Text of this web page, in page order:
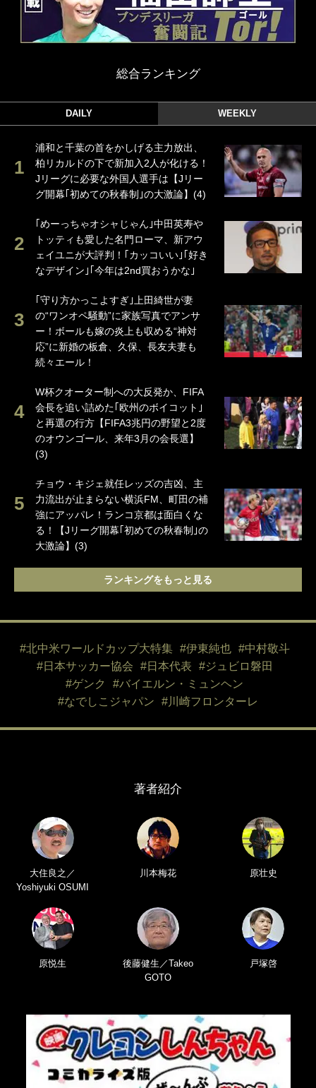
総合ランキング
DAILY WEEKLY
浦和と千葉の首をかしげる主力放出、
柏リカルドの下で新加入2人が化ける！
Jリーグに必要な外国人選手は【Jリー
グ開幕｢初めての秋春制｣の大激論】(4)
｢めーっちゃオシャじゃん｣中田英寿や
トッティも愛した名門ローマ、新アウ
ェイユニが大評判！｢カッコいい｣｢好き
なデザイン｣｢今年は2nd買おうかな｣
｢守り方かっこよすぎ｣上田綺世が妻
の“ワンオペ騒動”に家族写真でアンサ
ー！ボールも嫁の炎上も収める“神対
応”に新婚の板倉、久保、長友夫妻も
続々エール！
W杯クオーター制への大反発か、FIFA
会長を追い詰めた｢欧州のボイコット｣
と再選の行方【FIFA3兆円の野望と2度
のオウンゴール、来年3月の会長選】
(3)
チョウ・キジェ就任レッズの吉凶、主
力流出が止まらない横浜FM、町田の補
強にアッパレ！ランコ京都は面白くな
る！【Jリーグ開幕｢初めての秋春制｣の
大激論】(3)
ランキングをもっと見る
#北中米ワールドカップ大特集 #伊東純也
#中村敬斗
#日本サッカー協会
#日本代表
#ジュビロ磐田
#ゲンク
#バイエルン・ミュンヘン
#なでしこジャパン
#川崎フロンターレ
著者紹介
大住良之／
Yoshiyuki OSUMI
川本梅花 原壮史
原悦生
後藤健生／Takeo
GOTO
戸塚啓